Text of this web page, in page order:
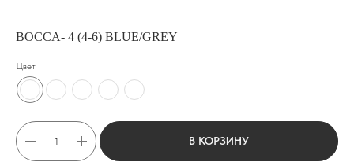
BOCCA- 4 (4-6) BLUE/GREY
Цвет
В КОРЗИНУ